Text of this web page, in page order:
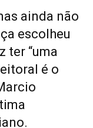
ainda não
escolheu
ter “uma
é o